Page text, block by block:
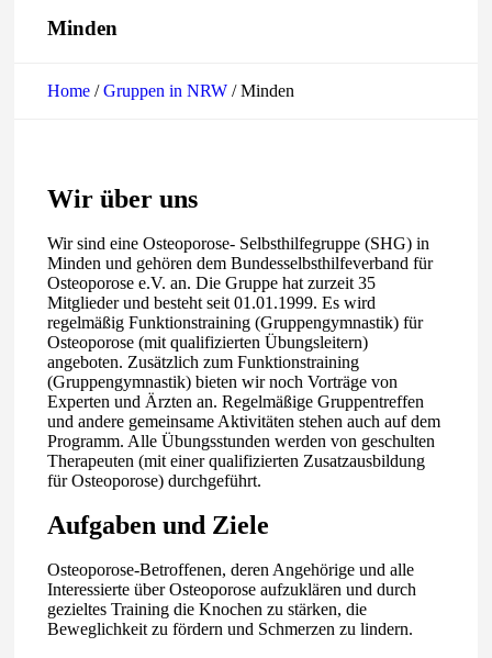
Minden
Home /Gruppen in NRW /Minden
Wir über uns
Wir sind eine Osteoporose- Selbsthilfegruppe (SHG) in
Minden und gehören dem Bundesselbsthilfeverband für
Osteoporose e.V. an. Die Gruppe hat zurzeit 35
Mitglieder und besteht seit 01.01.1999. Es wird
regelmäßig Funktionstraining (Gruppengymnastik) für
Osteoporose (mit qualifizierten Übungsleitern)
angeboten. Zusätzlich zum Funktionstraining
(Gruppengymnastik) bieten wir noch Vorträge von
Experten und Ärzten an. Regelmäßige Gruppentreffen
und andere gemeinsame Aktivitäten stehen auch auf dem
Programm. Alle Übungsstunden werden von geschulten
Therapeuten (mit einer qualifizierten Zusatzausbildung
für Osteoporose) durchgeführt.
Aufgaben und Ziele
Osteoporose-Betroffenen, deren Angehörige und alle
Interessierte über Osteoporose aufzuklären und durch
gezieltes Training die Knochen zu stärken, die
Beweglichkeit zu fördern und Schmerzen zu lindern.